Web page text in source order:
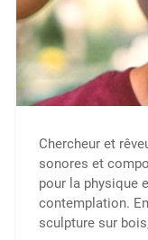
Chercheur et
sonores et
pour la physique
contemplation.
sculpture sur